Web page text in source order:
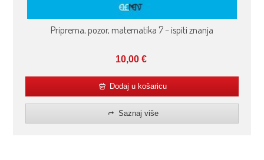
Priprema, pozor, matematika 7 – ispiti znanja
10,00 €
Dodaj u košaricu
Saznaj više